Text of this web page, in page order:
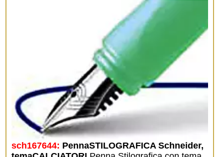
sch167644: PennaSTILOGRAFICA Schneider,